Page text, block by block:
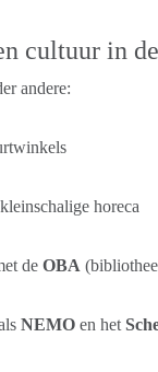
cultuur in
andere:
horeca
de OBA
NEMO en het